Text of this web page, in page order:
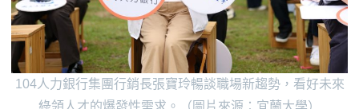
104人力銀行集團行銷長張寶玲暢談職場新趨勢，看好未來